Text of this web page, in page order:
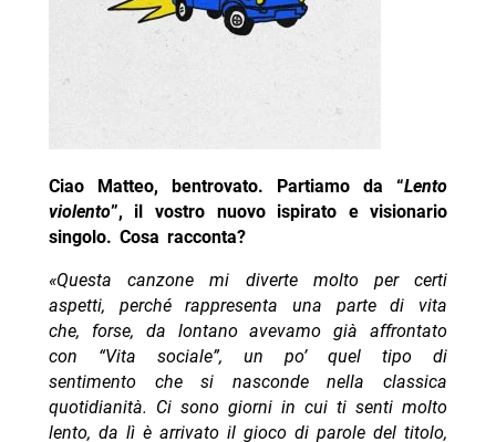
Ciao Matteo, bentrovato. Partiamo da “Lento
violento”, il vostro nuovo ispirato e visionario
singolo. Cosa racconta?
«Questa canzone mi diverte molto per certi
aspetti, perché rappresenta una parte di vita
che, forse, da lontano avevamo già affrontato
con “Vita sociale”, un po’ quel tipo di
sentimento che si nasconde nella classica
quotidianità. Ci sono giorni in cui ti senti molto
lento, da lì è arrivato il gioco di parole del titolo,